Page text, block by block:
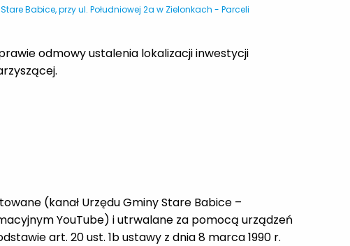
Babice, przy ul. Południowej 2a w Zielonkach - Parceli
odmowy ustalenia lokalizacji inwestycji
(kanał Urzędu Gminy Stare Babice –
YouTube) i utrwalane za pomocą urządzeń
art. 20 ust. 1b ustawy z dnia 8 marca 1990 r.